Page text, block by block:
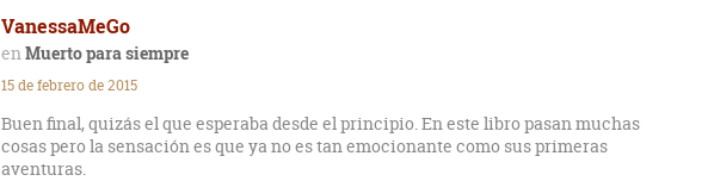
VanessaMeGo
Muerto para siempre
15 de febrero de 2015
Buen final, quizás el que esperaba desde el principio. En este libro pasan muchas
cosas pero la sensación es que ya no es tan emocionante como sus primeras
aventuras.